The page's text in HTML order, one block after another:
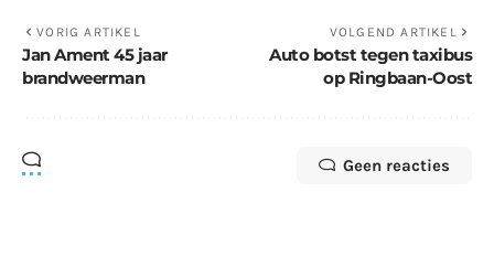
VORIG ARTIKEL
Jan Ament 45 jaar
brandweerman
VOLGEND ARTIKEL
Auto botst tegen taxibus
op Ringbaan-Oost
Geen reacties